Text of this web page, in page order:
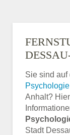
Sie sind auf
Psychologie
Anhalt?
Stadt